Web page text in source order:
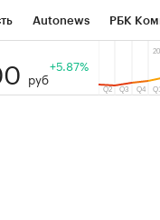
Autonews РБК
Тренды
руб
+5.87%